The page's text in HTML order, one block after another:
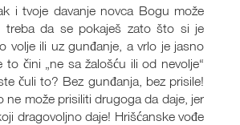
i tvoje davanje novca Bogu može
treba da se pokaješ zato što si je
volje ili uz gunđanje, a vrlo je jasno
čini „ne sa žalošću ili od nevolje“
čuli to? Bez gunđanja, bez prisile!
ne može prisiliti drugoga da daje, jer
dragovoljno daje! Hrišćanske vođe